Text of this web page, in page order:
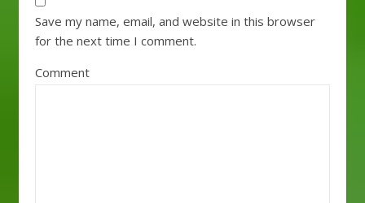
Save my name, email, and website in this browser
for the next time I comment.
Comment